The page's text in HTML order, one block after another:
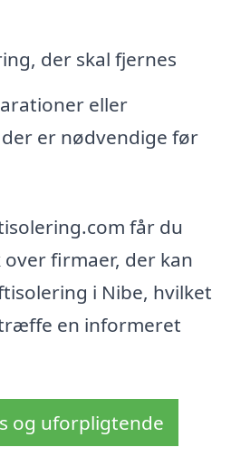
der skal fjernes
eller
er nødvendige før
får du
firmaer, der kan
i Nibe, hvilket
en informeret
og uforpligtende